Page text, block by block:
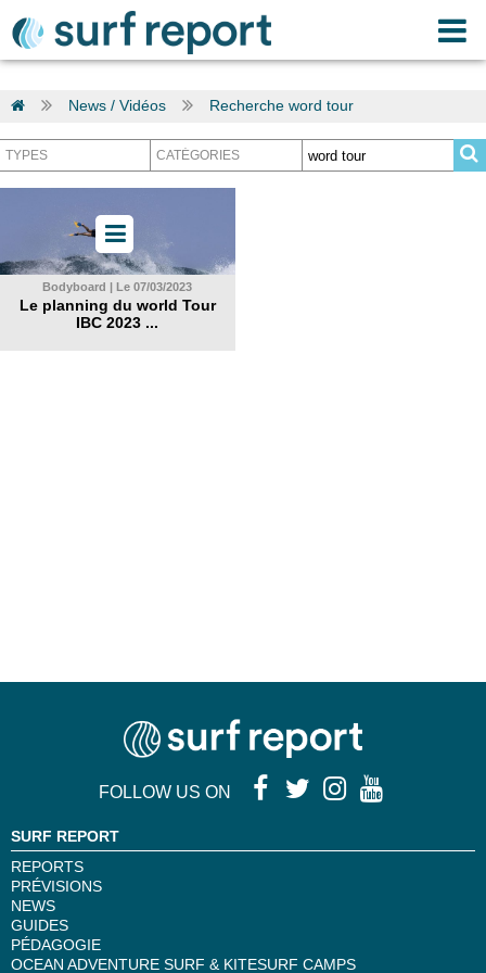
News / Vidéos Recherche word tour
Bodyboard | Le 07/03/2023
Le planning du world Tour
IBC 2023 ...
FOLLOW US ON
SURF REPORT
REPORTS
PRÉVISIONS
NEWS
GUIDES
PÉDAGOGIE
OCEAN ADVENTURE SURF & KITESURF CAMPS